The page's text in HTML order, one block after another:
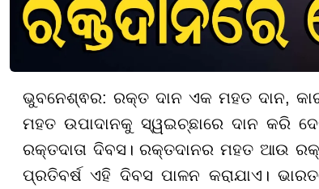
ଭୁବନେଶ୍ଵର: ରକ୍ତ ଦାନ ଏକ ମହତ ଦାନ,
ମହତ ଉପାଦାନକୁ ସ୍ୱଇଚ୍ଛାରେ ଦାନ କରି
ରକ୍ତଦାତା ଦିବସ। ରକ୍ତଦାନର ମହତ ଆଉ
ପ୍ରତିବର୍ଷ ଏହି ଦିବସ ପାଳନ କରାଯାଏ।